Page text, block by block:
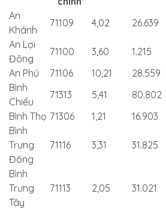
An
Khánh
71109 4,02 26.639
An Lợi
Đông
71100 3,60 1.215
An Phú
71106 10,21 28.559
Bình
Chiểu
71313 5,41 80.802
Bình Thọ 71306 1,21 16.903
Bình
Trưng
Đông
71116 3,31 31.825
Bình
Trưng
Tây
71113 2,05 31.021